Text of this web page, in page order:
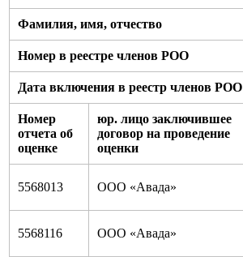
Фамилия, имя, отчество
Номер в реестре членов РОО
Дата включения в реестр членов РОО
Номер
отчета об
оценке
юр. лицо заключившее
договор на проведение
оценки
5568013 ООО «Авада»
5568116 ООО «Авада»